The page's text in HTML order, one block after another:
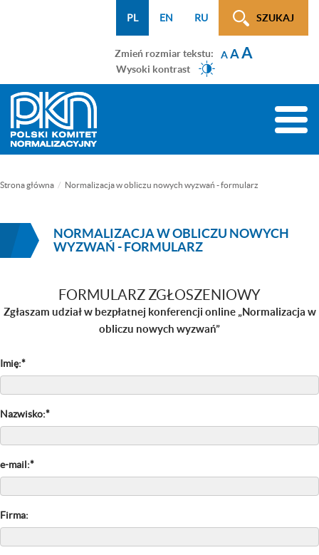
(tylko
na
podstronach)
SZUKAJ
PL EN RU
Zmień rozmiar tekstu: AAA
Wysoki kontrast
Toggle
Strona główna Normalizacja w obliczu nowych wyzwań - formularz
NORMALIZACJA W OBLICZU NOWYCH
WYZWAŃ - FORMULARZ
FORMULARZ ZGŁOSZENIOWY
Zgłaszam udział w bezpłatnej konferencji online „Normalizacja w
obliczu nowych wyzwań”
Imię:*
Nazwisko:*
e-mail:*
Firma: